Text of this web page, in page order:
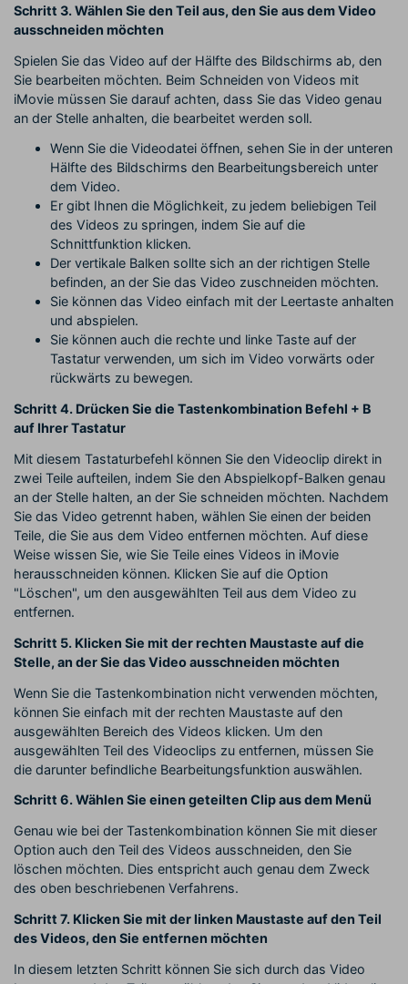
Schritt 3. Wählen Sie den Teil aus, den Sie aus dem Video
ausschneiden möchten
Spielen Sie das Video auf der Hälfte des Bildschirms ab, den
Sie bearbeiten möchten. Beim Schneiden von Videos mit
iMovie müssen Sie darauf achten, dass Sie das Video genau
an der Stelle anhalten, die bearbeitet werden soll.
Wenn Sie die Videodatei öffnen, sehen Sie in der unteren
Hälfte des Bildschirms den Bearbeitungsbereich unter
dem Video.
Er gibt Ihnen die Möglichkeit, zu jedem beliebigen Teil
des Videos zu springen, indem Sie auf die
Schnittfunktion klicken.
Der vertikale Balken sollte sich an der richtigen Stelle
befinden, an der Sie das Video zuschneiden möchten.
Sie können das Video einfach mit der Leertaste anhalten
und abspielen.
Sie können auch die rechte und linke Taste auf der
Tastatur verwenden, um sich im Video vorwärts oder
rückwärts zu bewegen.
Schritt 4. Drücken Sie die Tastenkombination Befehl + B
auf Ihrer Tastatur
Mit diesem Tastaturbefehl können Sie den Videoclip direkt in
zwei Teile aufteilen, indem Sie den Abspielkopf-Balken genau
an der Stelle halten, an der Sie schneiden möchten. Nachdem
Sie das Video getrennt haben, wählen Sie einen der beiden
Teile, die Sie aus dem Video entfernen möchten. Auf diese
Weise wissen Sie, wie Sie Teile eines Videos in iMovie
herausschneiden können. Klicken Sie auf die Option
"Löschen", um den ausgewählten Teil aus dem Video zu
entfernen.
Schritt 5. Klicken Sie mit der rechten Maustaste auf die
Stelle, an der Sie das Video ausschneiden möchten
Wenn Sie die Tastenkombination nicht verwenden möchten,
können Sie einfach mit der rechten Maustaste auf den
ausgewählten Bereich des Videos klicken. Um den
ausgewählten Teil des Videoclips zu entfernen, müssen Sie
die darunter befindliche Bearbeitungsfunktion auswählen.
Schritt 6. Wählen Sie einen geteilten Clip aus dem Menü
Genau wie bei der Tastenkombination können Sie mit dieser
Option auch den Teil des Videos ausschneiden, den Sie
löschen möchten. Dies entspricht auch genau dem Zweck
des oben beschriebenen Verfahrens.
Schritt 7. Klicken Sie mit der linken Maustaste auf den Teil
des Videos, den Sie entfernen möchten
In diesem letzten Schritt können Sie sich durch das Video